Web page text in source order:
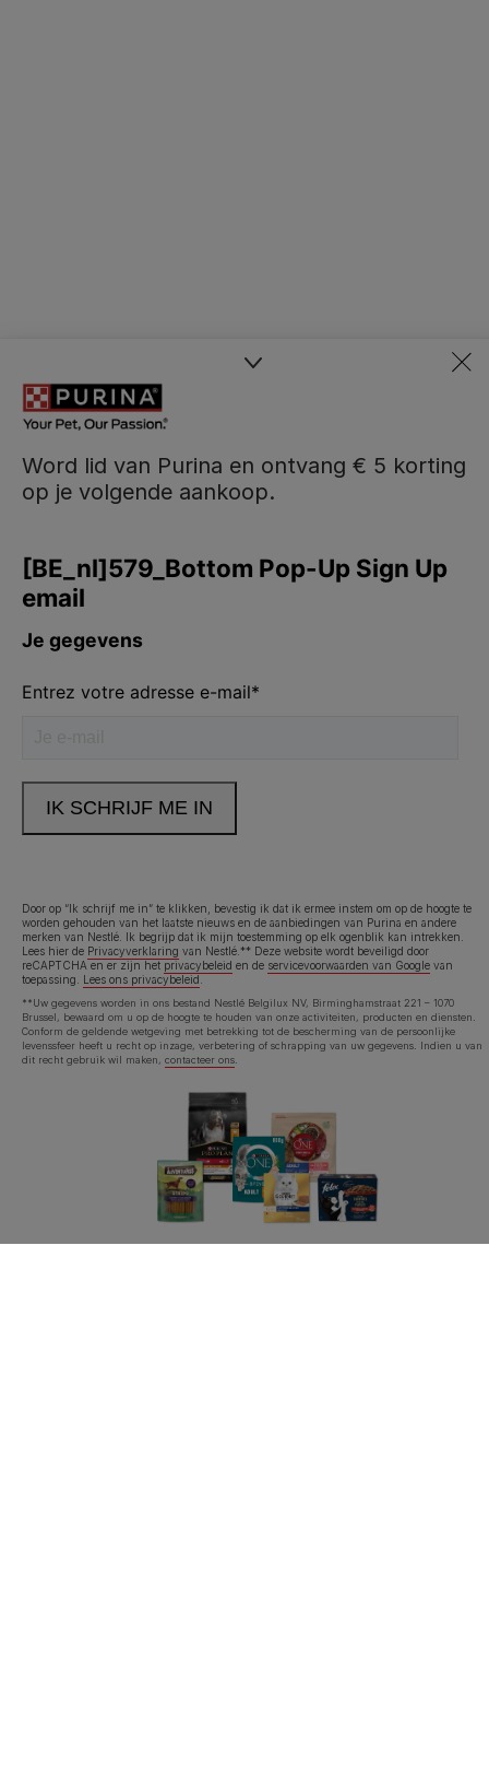
Word lid van Purina en ontvang € 5 korting
op je volgende aankoop.
Door op “Ik schrijf me in” te klikken, bevestig ik dat ik ermee instem om op de hoogte te
worden gehouden van het laatste nieuws en de aanbiedingen van Purina en andere
merken van Nestlé. Ik begrijp dat ik mijn toestemming op elk ogenblik kan intrekken.
Lees hier de Privacyverklaring van Nestlé.** Deze website wordt beveiligd door
reCAPTCHA en er zijn het privacybeleid en de servicevoorwaarden van Google van
toepassing. Lees ons privacybeleid
**Uw gegevens worden in ons bestand Nestlé Belgilux NV, Birminghamstraat 221 – 1070
Brussel, bewaard om u op de hoogte te houden van onze activiteiten, producten en diensten.
Conform de geldende wetgeving met betrekking tot de bescherming van de persoonlijke
levenssfeer heeft u recht op inzage, verbetering of schrapping van uw gegevens. Indien u van
dit recht gebruik wil maken, contacteer ons